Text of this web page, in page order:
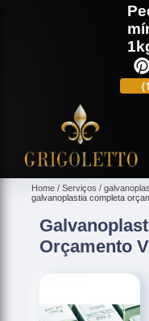
Home Serviços
galvanoplastia completa
Orçamento